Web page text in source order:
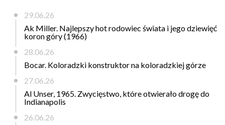
29.06.26
Ak Miller. Najlepszy hot rodowiec świata i jego dziewięć
koron góry (1966)
28.06.26
Bocar. Koloradzki konstruktor na koloradzkiej górze
27.06.26
Al Unser, 1965. Zwycięstwo, które otwierało drogę do
Indianapolis
26.06.26